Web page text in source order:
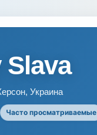
Украина
Часто просматриваемые